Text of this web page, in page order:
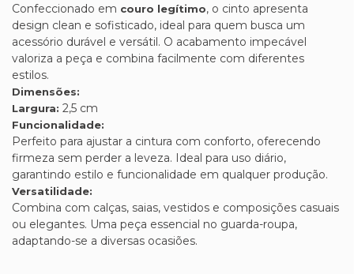
Confeccionado em couro legítimo, o cinto apresenta
design clean e sofisticado, ideal para quem busca um
acessório durável e versátil. O acabamento impecável
valoriza a peça e combina facilmente com diferentes
estilos.
Dimensões:
Largura: 2,5 cm
Funcionalidade:
Perfeito para ajustar a cintura com conforto, oferecendo
firmeza sem perder a leveza. Ideal para uso diário,
garantindo estilo e funcionalidade em qualquer produção.
Versatilidade:
Combina com calças, saias, vestidos e composições casuais
ou elegantes. Uma peça essencial no guarda-roupa,
adaptando-se a diversas ocasiões.